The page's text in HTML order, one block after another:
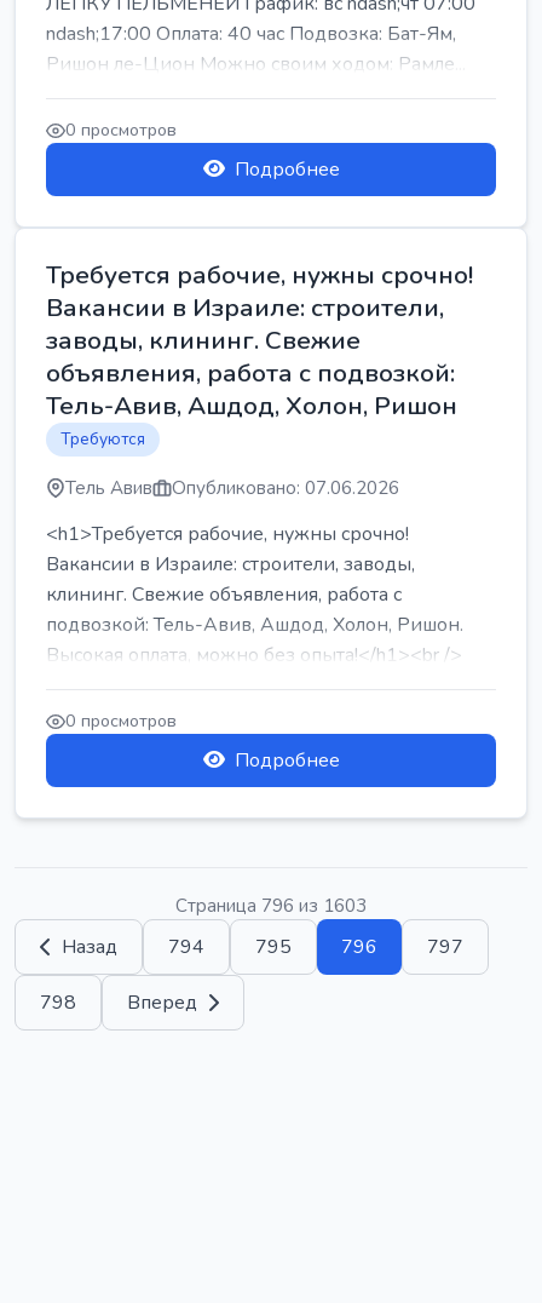
ndash;17:00 Оплата: 40 час Подвозка: Бат-Ям,
Ришон ле-Цион Можно своим ходом: Рамле...
0 просмотров
Подробнее
Требуется рабочие, нужны срочно!
Вакансии в Израиле: строители,
заводы, клининг. Свежие
объявления, работа с подвозкой:
Тель-Авив, Ашдод, Холон, Ришон
Требуются
Тель Авив Опубликовано: 07.06.2026
<h1>Требуется рабочие, нужны срочно!
Вакансии в Израиле: строители, заводы,
клининг. Свежие объявления, работа с
подвозкой: Тель-Авив, Ашдод, Холон, Ришон.
Высокая оплата, можно без опыта!</h1><br />
...
0 просмотров
Подробнее
Страница 796 из 1603
Назад 794 795 796 797
798 Вперед